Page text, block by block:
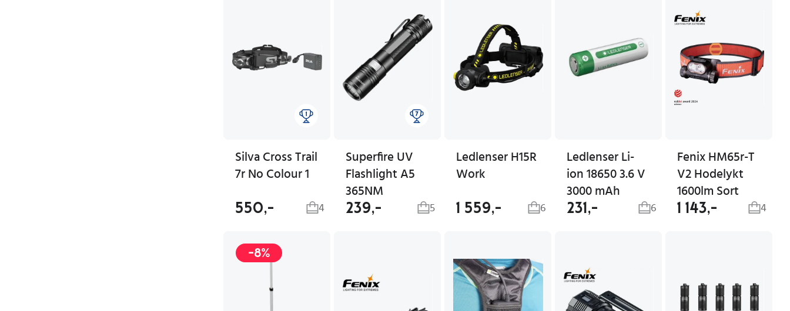
Silva Cross Trail
7r No Colour 1
550,- 4
Superfire UV
Flashlight A5
365NM
239,- 5
Ledlenser H15R
Work
1 559,- 6
Ledlenser Li-
ion 18650 3.6 V
3000 mAh
231,- 6
Fenix HM65r-T
V2 Hodelykt
1600lm Sort
1 143,- 4
-8%